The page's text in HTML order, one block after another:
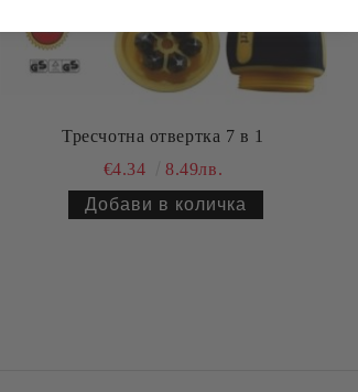
Тресчотна отвертка 7 в 1
€4.34
8.49лв.